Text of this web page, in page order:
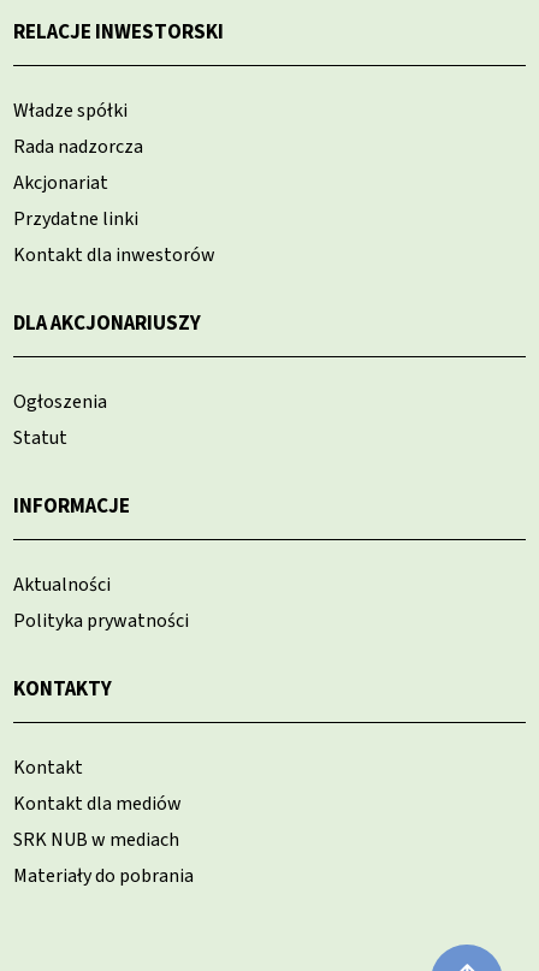
RELACJE INWESTORSKI
Władze spółki
Rada nadzorcza
Akcjonariat
Przydatne linki
Kontakt dla inwestorów
DLA AKCJONARIUSZY
Ogłoszenia
Statut
INFORMACJE
Aktualności
Polityka prywatności
KONTAKTY
Kontakt
Kontakt dla mediów
SRK NUB w mediach
Materiały do pobrania